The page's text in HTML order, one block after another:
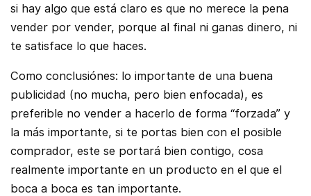
si hay algo que está claro es que no merece la pena
vender por vender, porque al final ni ganas dinero, ni
te satisface lo que haces.
Como conclusiónes: lo importante de una buena
publicidad (no mucha, pero bien enfocada), es
preferible no vender a hacerlo de forma “forzada” y
la más importante, si te portas bien con el posible
comprador, este se portará bien contigo, cosa
realmente importante en un producto en el que el
boca a boca es tan importante.